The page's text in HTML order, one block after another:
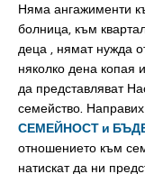
Няма ангажименти
болница, към
деца , нямат нужда
няколко дена копая
да представляват
семейство.
СЕМЕЙНОСТ и
отношението към
натискат да ни